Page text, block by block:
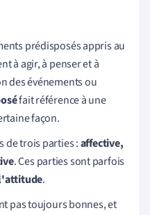
prédisposés appris au
à agir, à penser et à
des événements ou
fait référence à une
façon.
de trois parties :affective,
.Ces parties sont parfois
l'attitude.
pas toujours bonnes, et